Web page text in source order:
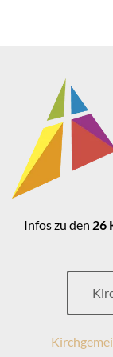
Infos zu den 26